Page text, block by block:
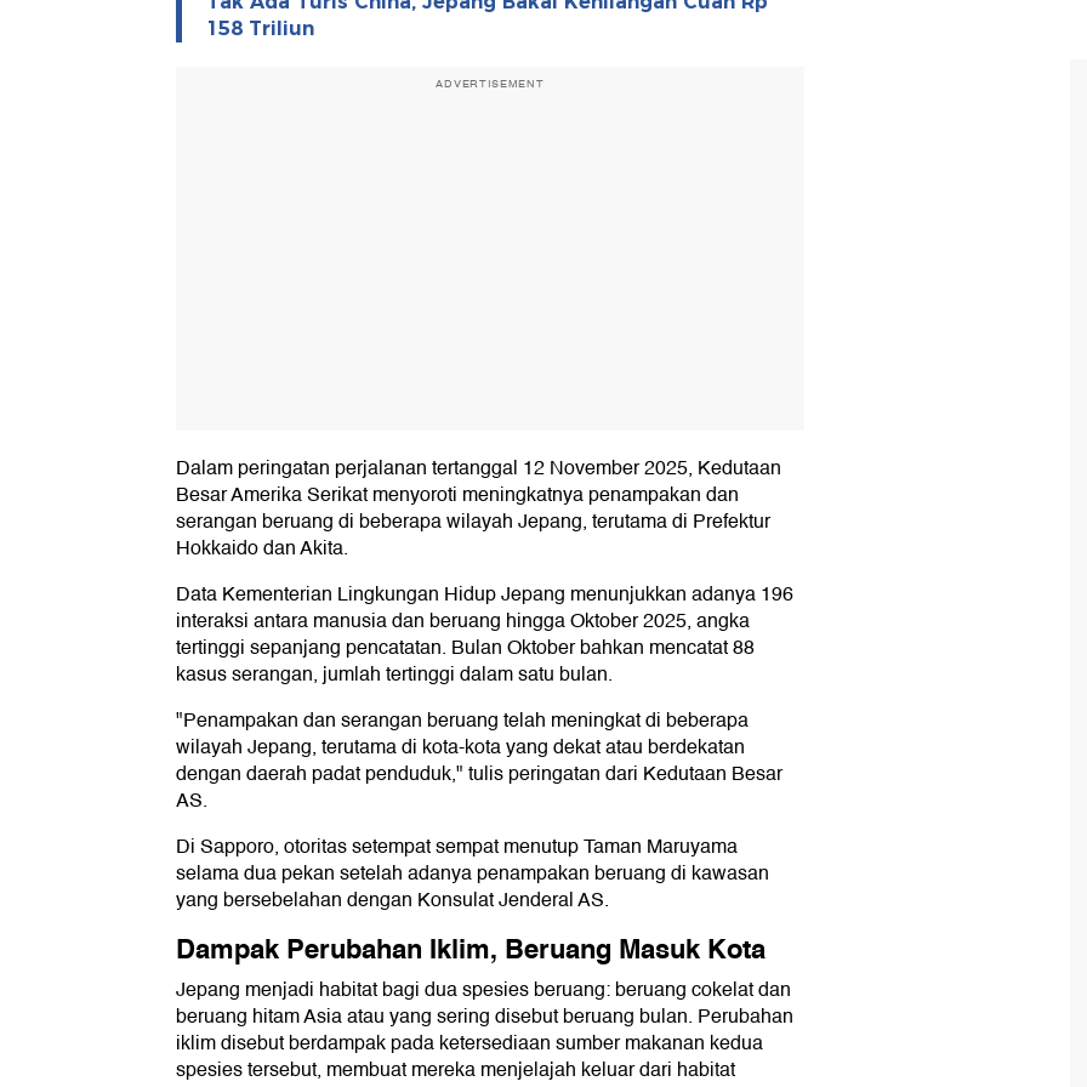
158 Triliun
ADVERTISEMENT
Dalam peringatan perjalanan tertanggal 12 November 2025, Kedutaan
Besar Amerika Serikat menyoroti meningkatnya penampakan dan
serangan beruang di beberapa wilayah Jepang, terutama di Prefektur
Hokkaido dan Akita.
Data Kementerian Lingkungan Hidup Jepang menunjukkan adanya 196
interaksi antara manusia dan beruang hingga Oktober 2025, angka
tertinggi sepanjang pencatatan. Bulan Oktober bahkan mencatat 88
kasus serangan, jumlah tertinggi dalam satu bulan.
"Penampakan dan serangan beruang telah meningkat di beberapa
wilayah Jepang, terutama di kota-kota yang dekat atau berdekatan
dengan daerah padat penduduk," tulis peringatan dari Kedutaan Besar
AS.
Di Sapporo, otoritas setempat sempat menutup Taman Maruyama
selama dua pekan setelah adanya penampakan beruang di kawasan
yang bersebelahan dengan Konsulat Jenderal AS.
Dampak Perubahan Iklim, Beruang Masuk Kota
Jepang menjadi habitat bagi dua spesies beruang: beruang cokelat dan
beruang hitam Asia atau yang sering disebut beruang bulan. Perubahan
iklim disebut berdampak pada ketersediaan sumber makanan kedua
spesies tersebut, membuat mereka menjelajah keluar dari habitat